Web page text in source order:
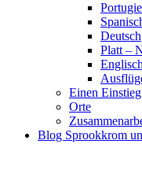
Deutsch
Platt –
Englisch
Einen
Orte
Blog Sprookkrom